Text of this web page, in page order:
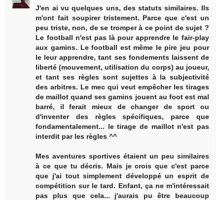
J'en ai vu quelques uns, des statuts similaires. Ils
m'ont fait soupirer tristement. Parce que c'est un
peu triste, non, de se tromper à ce point de sujet ?
Le football n'est pas là pour apprendre le fair-play
aux gamins. Le football est même le pire jeu pour
le leur apprendre, tant ses fondements laissent de
liberté (mouvement, utilisation du corps) au joueur,
et tant ses règles sont sujettes à la subjectivité
des arbitres. Le mec qui veut empêcher les tirages
de maillot quand ses gamins jouent au foot est mal
barré, il ferait mieux de changer de sport ou
d'inventer des règles spécifiques, parce que
fondamentalement... le tirage de maillot n'est pas
interdit par les règles ^^
Mes aventures sportives étaient un peu similaires
à ce que tu décris. Mais je crois que c'est parce
que j'ai tout simplement développé un esprit de
compétition sur le tard. Enfant, ça ne m'intéressait
pas plus que cela... j'aurais pu être beaucoup